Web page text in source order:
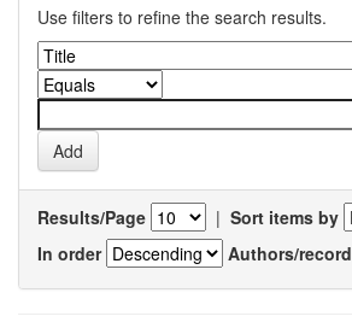
Use filters to refine the search results.
Results/Page | Sort items by
In order
Authors/record